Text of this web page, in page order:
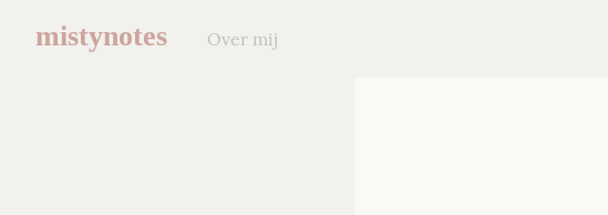
mistynotes Over mij